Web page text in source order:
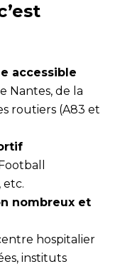
accessible
Nantes, de la
routiers (A83 et
etc.
nombreux et
hospitalier
instituts